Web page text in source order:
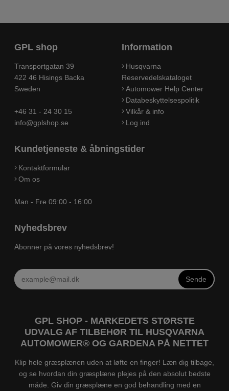
GPL shop
Transportgatan 39
422 46 Hisings Backa
Sweden
+46 31 - 24 30 15
info@gplshop.se
Information
Husqvarna
Reservedelskataloget
Automower Help Center
Databeskyttelsespolitik
Vilkår & info
Log ind
Kundetjeneste & åbningstider
Kontaktformular
Om os
Man - Fre 09:00 - 16:00
Nyhedsbrev
Abonner på vores nyhedsbrev!
Sende
GPL SHOP - MARKEDETS STØRSTE
UDVALG AF TILBEHØR TIL HUSQVARNA
AUTOMOWER® OG GARDENA PÅ NETTET
Klip hele græsplænen uden at løfte en finger! Læn dig tilbage,
og se hvordan din græsplæne plejes på den absolut bedste
måde. Giv din græsplæne en god behandling med en